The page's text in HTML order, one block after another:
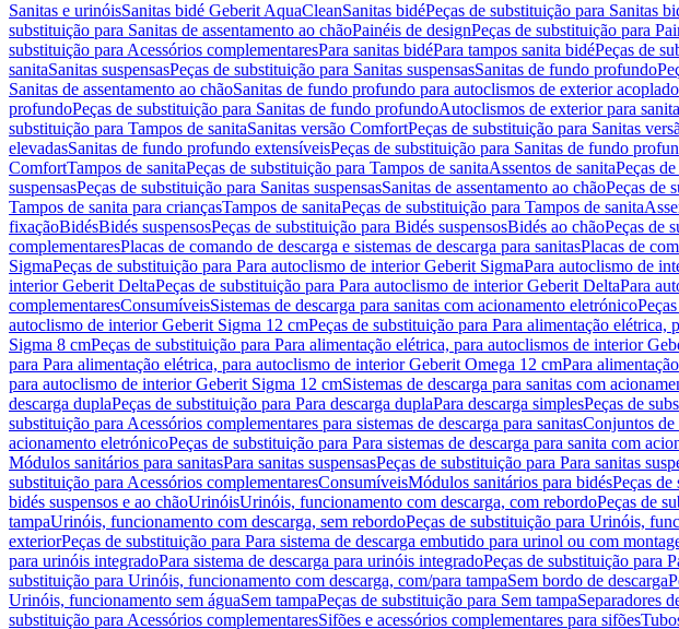
Sanitas e urinóisSanitas bidé Geberit AquaCleanSanitas bidéPeças de substituição para Sanitas
substituição para Sanitas de assentamento ao chãoPainéis de designPeças de substituição para
substituição para Acessórios complementaresPara sanitas bidéPara tampos sanita bidéPeças de
sanitaSanitas suspensasPeças de substituição para Sanitas suspensasSanitas de fundo profundo
Sanitas de assentamento ao chãoSanitas de fundo profundo para autoclismos de exterior
profundoPeças de substituição para Sanitas de fundo profundoAutoclismos de exterior para
substituição para Tampos de sanitaSanitas versão ComfortPeças de substituição para Sanitas
elevadasSanitas de fundo profundo extensíveisPeças de substituição para Sanitas de fundo
ComfortTampos de sanitaPeças de substituição para Tampos de sanitaAssentos de sanitaPeças
suspensasPeças de substituição para Sanitas suspensasSanitas de assentamento ao chãoPeças de
Tampos de sanita para criançasTampos de sanitaPeças de substituição para Tampos de sanita
fixaçãoBidésBidés suspensosPeças de substituição para Bidés suspensosBidés ao chãoPeças de
complementaresPlacas de comando de descarga e sistemas de descarga para sanitasPlacas de
SigmaPeças de substituição para Para autoclismo de interior Geberit SigmaPara autoclismo de
interior Geberit DeltaPeças de substituição para Para autoclismo de interior Geberit DeltaPara
complementaresConsumíveisSistemas de descarga para sanitas com acionamento eletrónico
autoclismo de interior Geberit Sigma 12 cmPeças de substituição para Para alimentação
Sigma 8 cmPeças de substituição para Para alimentação elétrica, para autoclismos de interior
para Para alimentação elétrica, para autoclismo de interior Geberit Omega 12 cmPara
para autoclismo de interior Geberit Sigma 12 cmSistemas de descarga para sanitas com
descarga duplaPeças de substituição para Para descarga duplaPara descarga simplesPeças de
substituição para Acessórios complementares para sistemas de descarga para sanitasConjuntos de
acionamento eletrónicoPeças de substituição para Para sistemas de descarga para sanita com
Módulos sanitários para sanitasPara sanitas suspensasPeças de substituição para Para sanitas
substituição para Acessórios complementaresConsumíveisMódulos sanitários para bidésPeças
bidés suspensos e ao chãoUrinóisUrinóis, funcionamento com descarga, com rebordoPeças de
tampaUrinóis, funcionamento com descarga, sem rebordoPeças de substituição para Urinóis,
exteriorPeças de substituição para Para sistema de descarga embutido para urinol ou com
para urinóis integradoPara sistema de descarga para urinóis integradoPeças de substituição para
substituição para Urinóis, funcionamento com descarga, com/para tampaSem bordo de descarga
Urinóis, funcionamento sem águaSem tampaPeças de substituição para Sem tampaSeparadores
substituição para Acessórios complementaresSifões e acessórios complementares para sifões